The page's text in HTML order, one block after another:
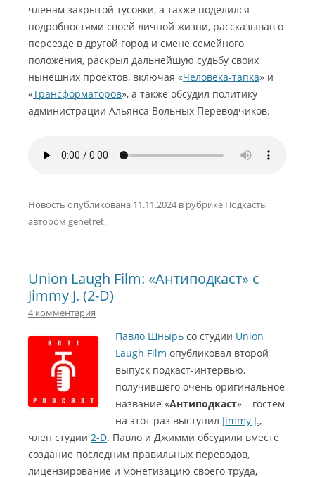
членам закрытой тусовки, а также поделился
подробностями своей личной жизни, рассказывав о
переезде в другой город и смене семейного
положения, раскрыл дальнейшую судьбу своих
нынешних проектов, включая «Человека-тапка» и
«Трансформаторов», а также обсудил политику
администрации Альянса Вольных Переводчиков.
Новость опубликована 11.11.2024 в рубрике Подкасты
автором genetret.
Union Laugh Film: «Антиподкаст» с
Jimmy J. (2-D)
4 комментария
Павло Шнырь со студии Union
Laugh Film опубликовал второй
выпуск подкаст-интервью,
получившего очень оригинальное
название «Антиподкаст» – гостем
на этот раз выступил Jimmy J.,
член студии 2-D. Павло и Джимми обсудили вместе
создание последним правильных переводов,
лицензирование и монетизацию своего труда,